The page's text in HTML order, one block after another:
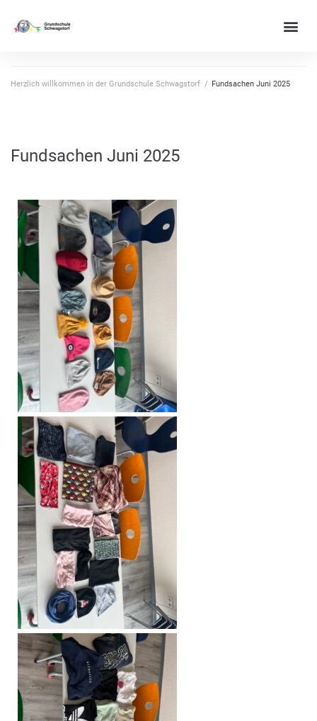
Herzlich willkommen in der Grundschule Schwagstorf / Fundsachen Juni 2025
Fundsachen Juni 2025